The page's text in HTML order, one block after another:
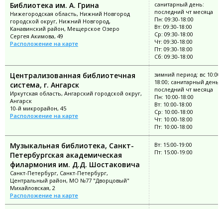
Библиотека им. А. Грина
Нижегородская область, Нижний Новгород
городской округ, Нижний Новгород,
Канавинский район, Мещерское Озеро
Сергея Акимова, 49
Расположение на карте
санитарный день:
последний чт месяца
Пн: 09:30-18:00
Вт: 09:30-18:00
Ср: 09:30-18:00
Чт: 09:30-18:00
Пт: 09:30-18:00
Сб: 09:30-18:00
Централизованная библиотечная
система, г. Ангарск
Иркутская область, Ангарский городской округ,
Ангарск
10-й микрорайон, 45
Расположение на карте
зимний период: вс 10:00-
18:00; санитарный день:
последний чт месяца
Пн: 10:00-18:00
Вт: 10:00-18:00
Ср: 10:00-18:00
Чт: 10:00-18:00
Пт: 10:00-18:00
Музыкальная библиотека, Санкт-
Петербургская академическая
филармония им. Д.Д. Шостаковича
Санкт-Петербург, Санкт-Петербург,
Центральный район, МО №77 "Дворцовый"
Михайловская, 2
Расположение на карте
Вт: 15:00-19:00
Пт: 15:00-19:00